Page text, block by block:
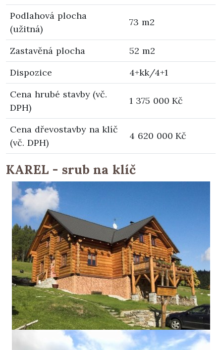
Podlahová plocha
(užitná)
73 m2
Zastavěná plocha
52 m2
Dispozice
4+kk/4+1
Cena hrubé stavby (vč.
DPH)
1 375 000 Kč
Cena dřevostavby na klíč
(vč. DPH)
4 620 000 Kč
KAREL - srub na klíč